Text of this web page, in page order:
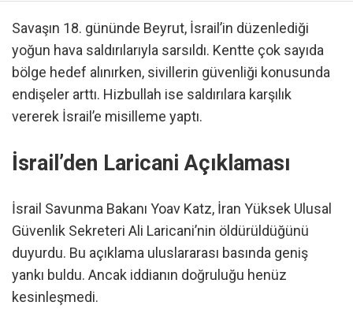
Savaşın 18. gününde Beyrut, İsrail’in düzenlediği
yoğun hava saldırılarıyla sarsıldı. Kentte çok sayıda
bölge hedef alınırken, sivillerin güvenliği konusunda
endişeler arttı. Hizbullah ise saldırılara karşılık
vererek İsrail’e misilleme yaptı.
İsrail’den Laricani Açıklaması
İsrail Savunma Bakanı Yoav Katz, İran Yüksek Ulusal
Güvenlik Sekreteri Ali Laricani’nin öldürüldüğünü
duyurdu. Bu açıklama uluslararası basında geniş
yankı buldu. Ancak iddianın doğruluğu henüz
kesinleşmedi.